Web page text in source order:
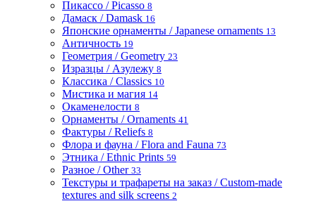
Пикассо / Picasso 8
Дамаск / Damask 16
Японские орнаменты / Japanese ornaments 13
Античность 19
Геометрия / Geometry 23
Изразцы / Азулежу 8
Классика / Classics 10
Мистика и магия 14
Окаменелости 8
Орнаменты / Ornaments 41
Фактуры / Reliefs 8
Флора и фауна / Flora and Fauna 73
Этника / Ethnic Prints 59
Разное / Other 33
Текстуры и трафареты на заказ / Custom-made
textures and silk screens 2